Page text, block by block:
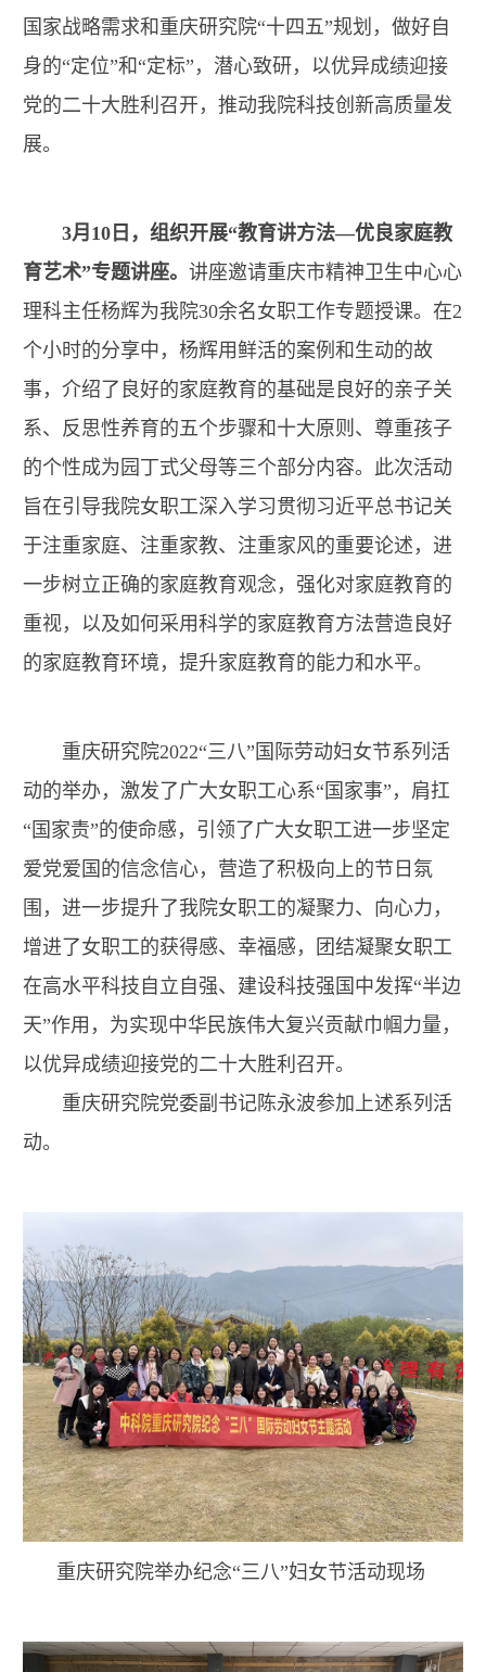
国家战略需求和重庆研究院“十四五”规划，做好自
身的“定位”和“定标”，潜心致研，以优异成绩迎接
党的二十大胜利召开，推动我院科技创新高质量发
展。
3月10日，组织开展“教育讲方法—优良家庭教
育艺术”专题讲座。 讲座邀请重庆市精神卫生中心心
理科主任杨辉为我院30余名女职工作专题授课。在2
个小时的分享中，杨辉用鲜活的案例和生动的故
事，介绍了良好的家庭教育的基础是良好的亲子关
系、反思性养育的五个步骤和十大原则、尊重孩子
的个性成为园丁式父母等三个部分内容。此次活动
旨在引导我院女职工深入学习贯彻习近平总书记关
于注重家庭、注重家教、注重家风的重要论述，进
一步树立正确的家庭教育观念，强化对家庭教育的
重视，以及如何采用科学的家庭教育方法营造良好
的家庭教育环境，提升家庭教育的能力和水平。
重庆研究院2022“三八”国际劳动妇女节系列活
动的举办，激发了广大女职工心系“国家事”，肩扛
“国家责”的使命感，引领了广大女职工进一步坚定
爱党爱国的信念信心，营造了积极向上的节日氛
围，进一步提升了我院女职工的凝聚力、向心力，
增进了女职工的获得感、幸福感，团结凝聚女职工
在高水平科技自立自强、建设科技强国中发挥“半边
天”作用，为实现中华民族伟大复兴贡献巾帼力量，
以优异成绩迎接党的二十大胜利召开。
重庆研究院党委副书记陈永波参加上述系列活
动。
重庆研究院举办纪念“三八”妇女节活动现场